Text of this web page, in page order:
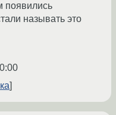
появились
называть это